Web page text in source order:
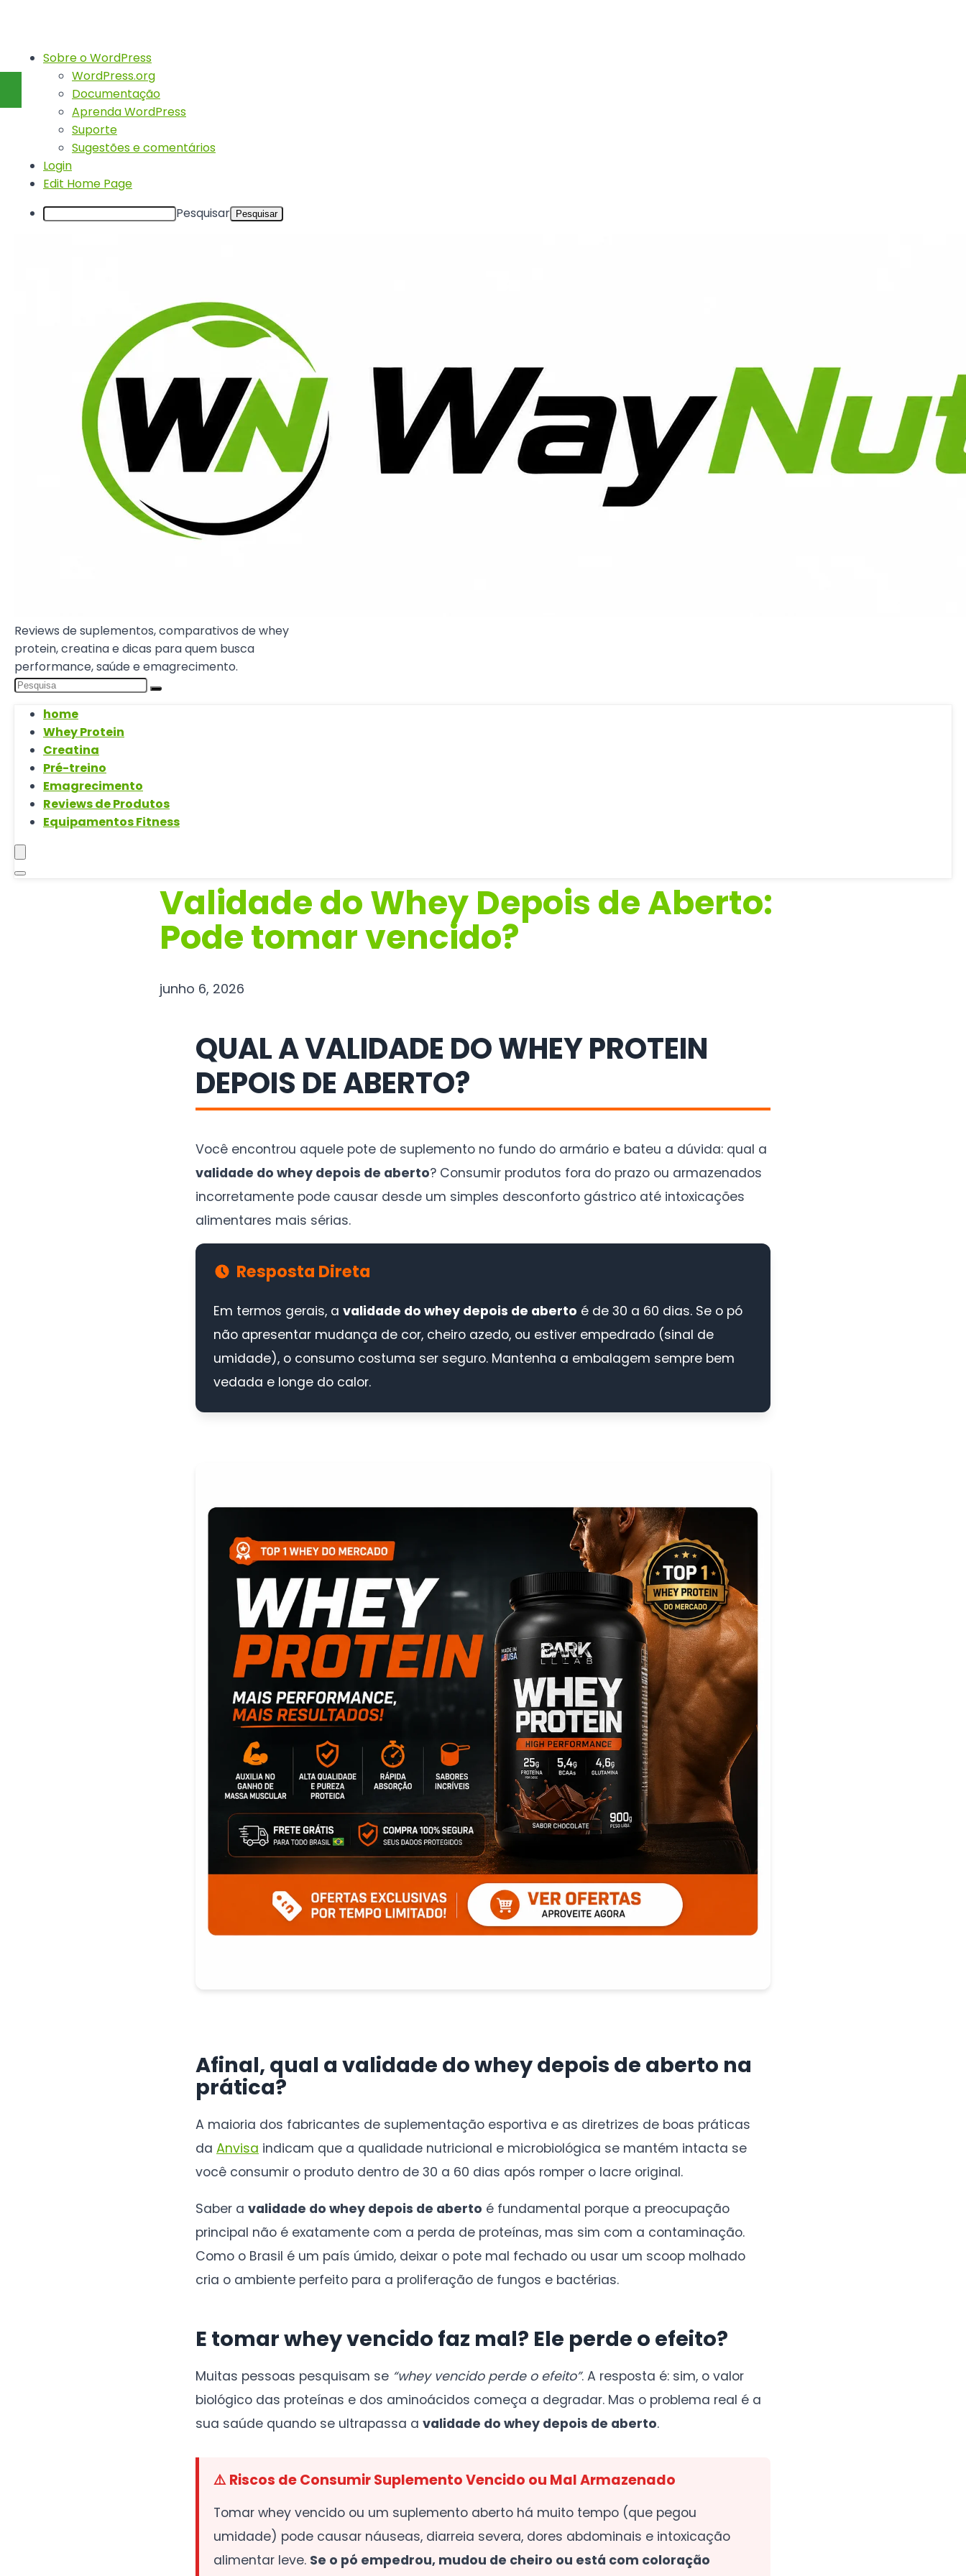
Sobre o WordPress
WordPress.org
Documentação
Aprenda WordPress
Suporte
Sugestões e comentários
Login
Edit Home Page
Pesquisar
Reviews de suplementos, comparativos de whey
protein, creatina e dicas para quem busca
performance, saúde e emagrecimento.
home
Whey Protein
Creatina
Pré-treino
Emagrecimento
Reviews de Produtos
Equipamentos Fitness
Validade do Whey Depois de Aberto:
Pode tomar vencido?
junho 6, 2026
QUAL A VALIDADE DO WHEY PROTEIN
DEPOIS DE ABERTO?
Você encontrou aquele pote de suplemento no fundo do armário e bateu a dúvida: qual a
validade do whey depois de aberto? Consumir produtos fora do prazo ou armazenados
incorretamente pode causar desde um simples desconforto gástrico até intoxicações
alimentares mais sérias.
Resposta Direta
Em termos gerais, a validade do whey depois de aberto é de 30 a 60 dias. Se o pó
não apresentar mudança de cor, cheiro azedo, ou estiver empedrado (sinal de
umidade), o consumo costuma ser seguro. Mantenha a embalagem sempre bem
vedada e longe do calor.
Afinal, qual a validade do whey depois de aberto na
prática?
A maioria dos fabricantes de suplementação esportiva e as diretrizes de boas práticas
da Anvisa indicam que a qualidade nutricional e microbiológica se mantém intacta se
você consumir o produto dentro de 30 a 60 dias após romper o lacre original.
Saber a validade do whey depois de aberto é fundamental porque a preocupação
principal não é exatamente com a perda de proteínas, mas sim com a contaminação.
Como o Brasil é um país úmido, deixar o pote mal fechado ou usar um scoop molhado
cria o ambiente perfeito para a proliferação de fungos e bactérias.
E tomar whey vencido faz mal? Ele perde o efeito?
Muitas pessoas pesquisam se “whey vencido perde o efeito”. A resposta é: sim, o valor
biológico das proteínas e dos aminoácidos começa a degradar. Mas o problema real é a
sua saúde quando se ultrapassa a validade do whey depois de aberto.
⚠️ Riscos de Consumir Suplemento Vencido ou Mal Armazenado
Tomar whey vencido ou um suplemento aberto há muito tempo (que pegou
umidade) pode causar náuseas, diarreia severa, dores abdominais e intoxicação
alimentar leve. Se o pó empedrou, mudou de cheiro ou está com coloração